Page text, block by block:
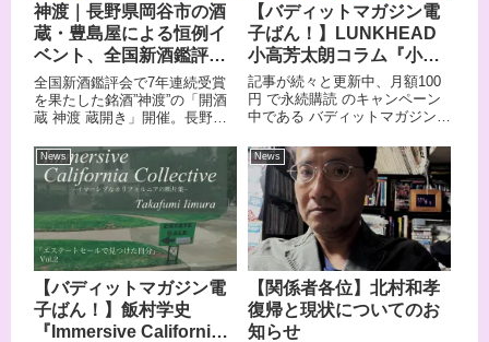
神渡｜長野県岡谷市の酒
蔵・豊島屋による恒例イ
ベント、全国新酒鑑評会
で7年連続受賞を果たした
銘酒「神渡」 酒蔵開き開
催！
全国新酒鑑評会で7年連続受賞
を果たした銘酒”神渡”の「開酒
蔵 神渡 蔵開き」開催。長野県
例イベント「第22回 神渡 酒蔵
開き」が開催されます。
【バディットマガジン電
子ばん！】LUNKHEAD
小高芳太朗コラム『小高
芳太朗のことばのきせ
つ』vol.007 「暮らし」、
11/14(金) 12:00公開！
記事が続々と更新中、月額100
円 で永続購読 のキャンペーン
中である バディットマガジン電
12:00に公開の記事は
LUNKHEADのVo.Gt.小高芳太朗
のコラム、『小高芳太朗のこと
ばのきせつ』第7回目。
News
【バディットマガジン電
子ばん！】飯村学史
『Immersive California
News
【関係者各位】北村和孝
復帰と現状についてのお
知らせ